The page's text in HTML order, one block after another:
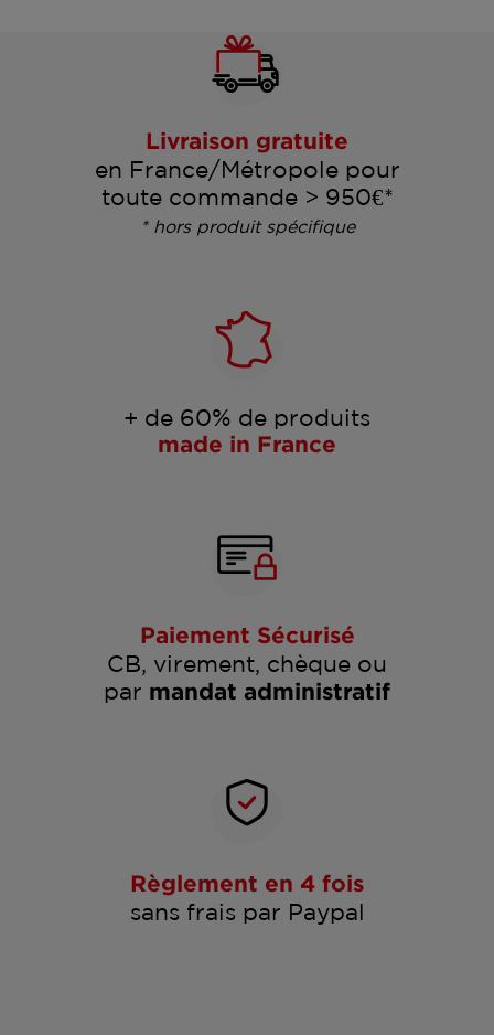
Livraison gratuite
en France/Métropole pour
toute commande > 950€*
* hors produit spécifique
+ de 60% de produits
made in France
Paiement Sécurisé
CB, virement, chèque ou
par mandat administratif
Règlement en 4 fois
sans frais par Paypal